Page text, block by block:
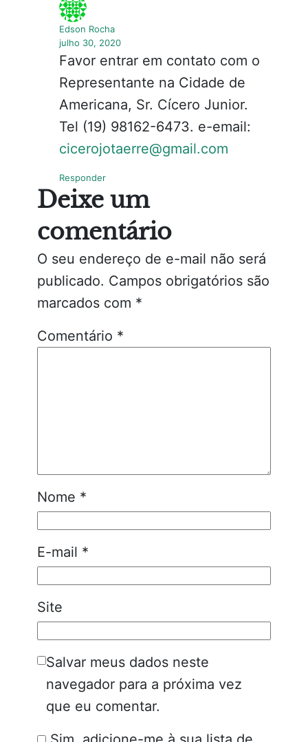
Edson Rocha
julho 30, 2020
Favor entrar em contato com o
Representante na Cidade de
Americana, Sr. Cícero Junior.
Tel (19) 98162-6473. e-email:
cicerojotaerre@gmail.com
Responder
Deixe um
comentário
O seu endereço de e-mail não será
publicado. Campos obrigatórios são
marcados com *
Comentário *
Nome *
E-mail *
Site
Salvar meus dados neste
navegador para a próxima vez
que eu comentar.